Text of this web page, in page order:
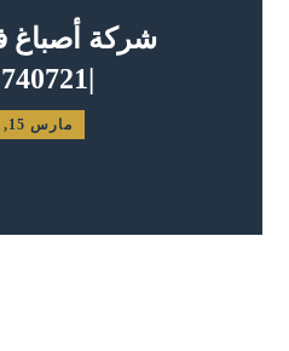
شركة
|0542740721
مارس 15, 2025